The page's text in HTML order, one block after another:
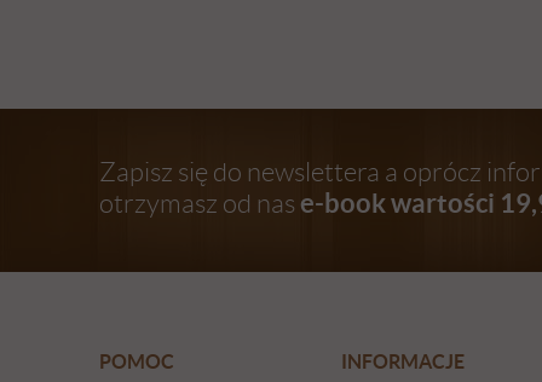
Zapisz się do newslettera a oprócz
otrzymasz od nas e-book wartości
POMOC INFORMACJE